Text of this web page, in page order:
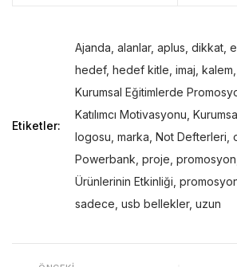
Etiketler:
Ajanda alanlar, aplus dikkat
hedef, hedef kitle imaj kalem
Kurumsal Eğitimlerde
Katılımcı Motivasyonu
logosu marka Not Defterleri
Powerbank proje promosyon
Ürünlerinin Etkinliği
sadece usb bellekler, uzun